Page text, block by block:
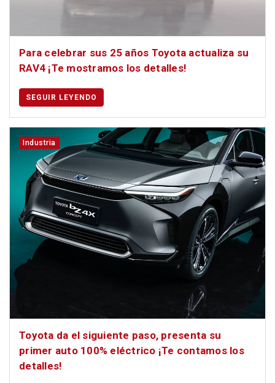
Para celebrar sus 25 años Toyota actualiza su
RAV4 ¡Te mostramos los detalles!
SEGUIR LEYENDO
Industria
Toyota da el siguiente paso, presenta su
primer auto 100% eléctrico ¡Te contamos los
detalles!